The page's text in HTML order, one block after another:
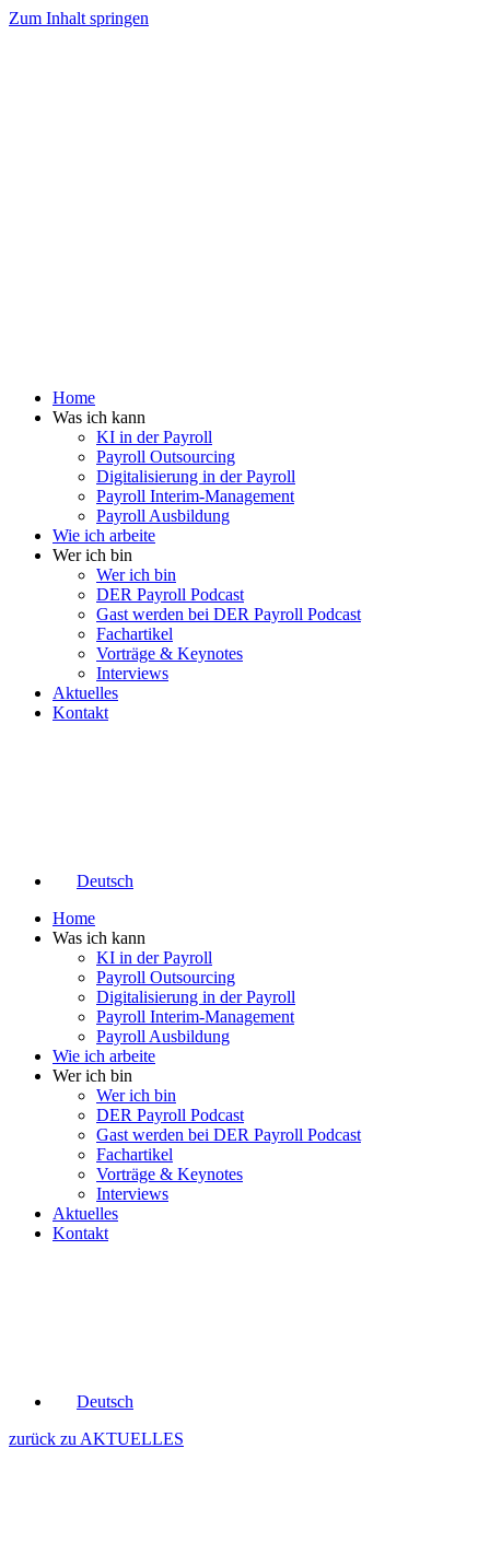
Zum Inhalt springen
Home
Was ich kann
KI in der Payroll
Payroll Outsourcing
Digitalisierung in der Payroll
Payroll Interim-Management
Payroll Ausbildung
Wie ich arbeite
Wer ich bin
Wer ich bin
DER Payroll Podcast
Gast werden bei DER Payroll Podcast
Fachartikel
Vorträge & Keynotes
Interviews
Aktuelles
Kontakt
Deutsch
Home
Was ich kann
KI in der Payroll
Payroll Outsourcing
Digitalisierung in der Payroll
Payroll Interim-Management
Payroll Ausbildung
Wie ich arbeite
Wer ich bin
Wer ich bin
DER Payroll Podcast
Gast werden bei DER Payroll Podcast
Fachartikel
Vorträge & Keynotes
Interviews
Aktuelles
Kontakt
Deutsch
zurück zu AKTUELLES